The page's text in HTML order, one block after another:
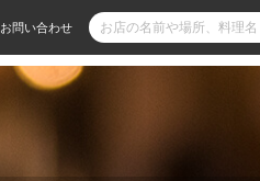
お問い合わせ